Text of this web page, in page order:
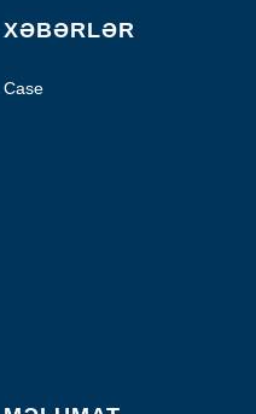
XƏBƏRLƏR
Case